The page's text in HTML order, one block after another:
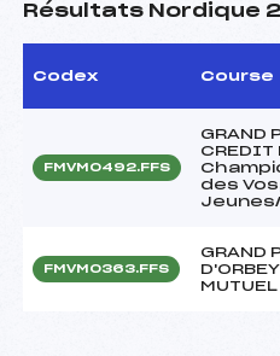
Résultats Nordique
Codex Course
FMVM0492.FFS
GRAND
CREDIT
des
FMVM0363.FFS
GRAND
MUTUEL